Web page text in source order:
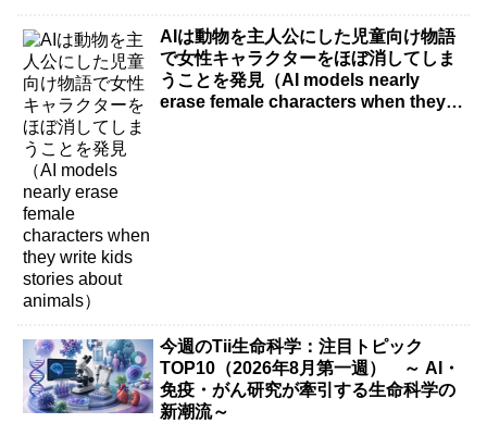
AIは動物を主人公にした児童向け物語
で女性キャラクターをほぼ消してしま
うことを発見（AI models nearly
erase female characters when they
今週のTii生命科学：注目トピック
TOP10（2026年8月第一週） ～ AI・
免疫・がん研究が牽引する生命科学の
新潮流～